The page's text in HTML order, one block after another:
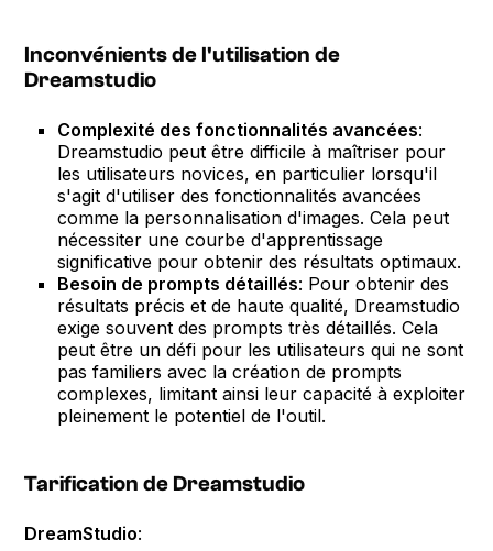
Inconvénients de l'utilisation de
Dreamstudio
Complexité des fonctionnalités avancées:
Dreamstudio peut être difficile à maîtriser pour
les utilisateurs novices, en particulier lorsqu'il
s'agit d'utiliser des fonctionnalités avancées
comme la personnalisation d'images. Cela peut
nécessiter une courbe d'apprentissage
significative pour obtenir des résultats optimaux.
Besoin de prompts détaillés: Pour obtenir des
résultats précis et de haute qualité, Dreamstudio
exige souvent des prompts très détaillés. Cela
peut être un défi pour les utilisateurs qui ne sont
pas familiers avec la création de prompts
complexes, limitant ainsi leur capacité à exploiter
pleinement le potentiel de l'outil.
Tarification de Dreamstudio
DreamStudio: